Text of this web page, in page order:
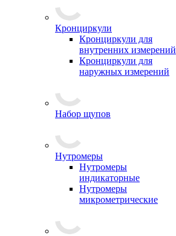
Кронциркули
Кронциркули для
внутренних измерений
Кронциркули для
наружных измерений
Набор щупов
Нутромеры
Нутромеры
индикаторные
Нутромеры
микрометрические